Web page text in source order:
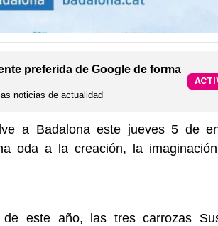
preferida de Google de forma
noticias de actualidad
a Badalona este jueves 5 de
oda a la creación, la
este año, las tres carrozas